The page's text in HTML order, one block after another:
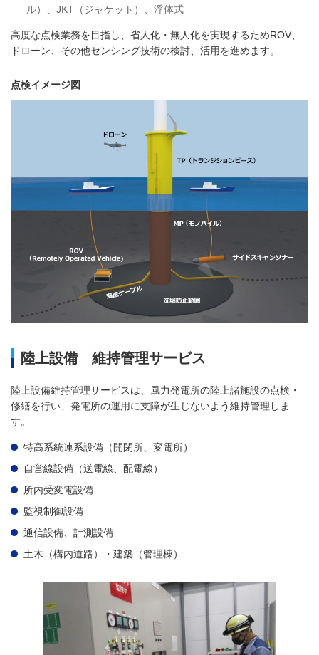
ル）、JKT（ジャケット）、浮体式
高度な点検業務を目指し、省人化・無人化を実現するためROV、
ドローン、その他センシング技術の検討、活用を進めます。
点検イメージ図
陸上設備 維持管理サービス
陸上設備維持管理サービスは、風力発電所の陸上諸施設の点検・
修繕を行い、発電所の運用に支障が生じないよう維持管理しま
す。
特高系統連系設備（開閉所、変電所）
自営線設備（送電線、配電線）
所内受変電設備
監視制御設備
通信設備、計測設備
土木（構内道路）・建築（管理棟）